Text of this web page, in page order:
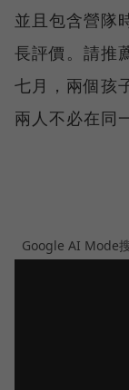
並且包含營隊
長評價。請推
七月，兩個孩
兩人不必在同
Google AI Mode